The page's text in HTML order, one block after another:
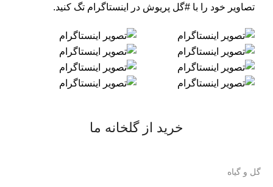
تصاویر خود را با #گل پریوش در اینستاگرام تگ کنید.
خرید از گلخانه ما
گل و گیاه